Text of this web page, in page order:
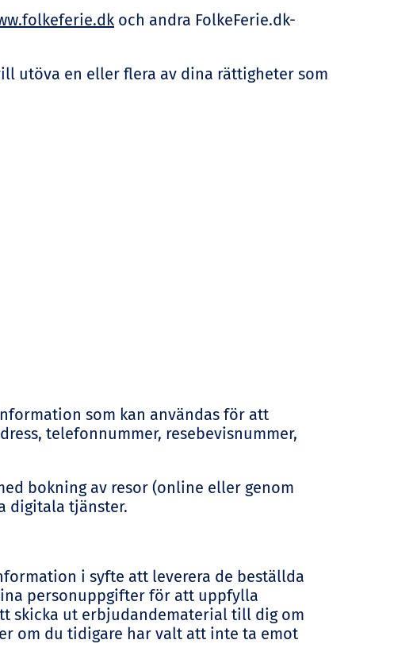
och andra FolkeFerie.dk-
utöva en eller flera av dina rättigheter som
som kan användas för att
telefonnummer, resebevisnummer,
bokning av resor (online eller genom
digitala tjänster.
i syfte att leverera de beställda
personuppgifter för att uppfylla
skicka ut erbjudandematerial till dig om
om du tidigare har valt att inte ta emot